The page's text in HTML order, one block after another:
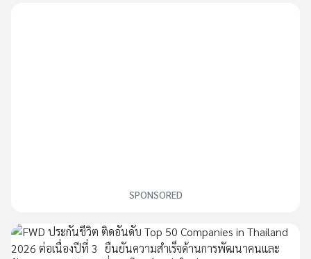
SPONSORED